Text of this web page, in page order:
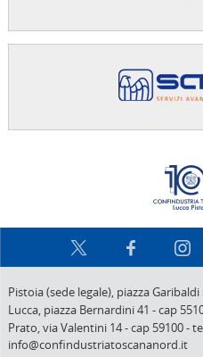
Pistoia (sede legale), piazza Garibaldi
Lucca, piazza Bernardini 41 -cap
Prato,via Valentini 14-cap 59100-
info@confindustriatoscananord.it